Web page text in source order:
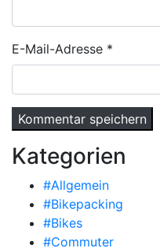
E-Mail-Adresse *
Kategorien
#Allgemein
#Bikepacking
#Bikes
#Commuter